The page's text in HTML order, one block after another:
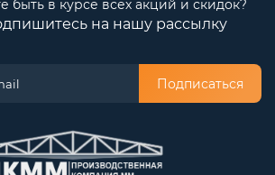
быть в курсе всех акций и скидок?
на нашу рассылку
Подписаться